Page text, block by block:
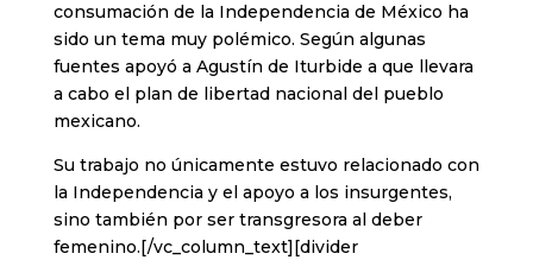
consumación de la Independencia de México ha
sido un tema muy polémico. Según algunas
fuentes apoyó a Agustín de Iturbide a que llevara
a cabo el plan de libertad nacional del pueblo
mexicano.
Su trabajo no únicamente estuvo relacionado con
la Independencia y el apoyo a los insurgentes,
sino también por ser transgresora al deber
femenino.[/vc_column_text][divider